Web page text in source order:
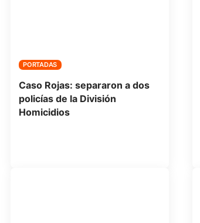
PORTADAS
Caso Rojas: separaron a dos
policías de la División
Homicidios